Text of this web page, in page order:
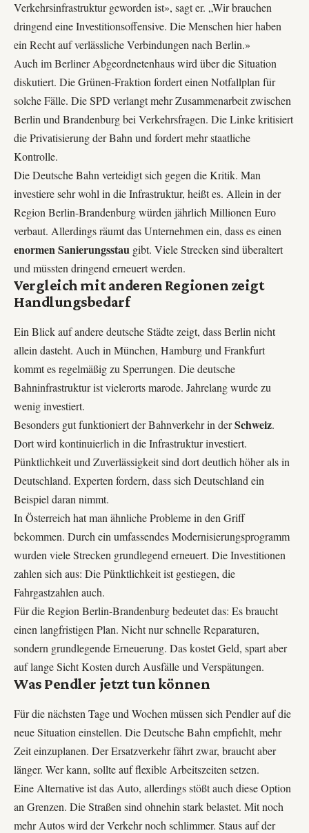
Verkehrsinfrastruktur geworden ist», sagt er. „Wir brauchen
dringend eine Investitionsoffensive. Die Menschen hier haben
ein Recht auf verlässliche Verbindungen nach Berlin.»
Auch im Berliner Abgeordnetenhaus wird über die Situation
diskutiert. Die Grünen-Fraktion fordert einen Notfallplan für
solche Fälle. Die SPD verlangt mehr Zusammenarbeit zwischen
Berlin und Brandenburg bei Verkehrsfragen. Die Linke kritisiert
die Privatisierung der Bahn und fordert mehr staatliche
Kontrolle.
Die Deutsche Bahn verteidigt sich gegen die Kritik. Man
investiere sehr wohl in die Infrastruktur, heißt es. Allein in der
Region Berlin-Brandenburg würden jährlich Millionen Euro
verbaut. Allerdings räumt das Unternehmen ein, dass es einen
enormen Sanierungsstau gibt. Viele Strecken sind überaltert
und müssten dringend erneuert werden.
Vergleich mit anderen Regionen zeigt
Handlungsbedarf
Ein Blick auf andere deutsche Städte zeigt, dass Berlin nicht
allein dasteht. Auch in München, Hamburg und Frankfurt
kommt es regelmäßig zu Sperrungen. Die deutsche
Bahninfrastruktur ist vielerorts marode. Jahrelang wurde zu
wenig investiert.
Besonders gut funktioniert der Bahnverkehr in derSchweiz.
Dort wird kontinuierlich in die Infrastruktur investiert.
Pünktlichkeit und Zuverlässigkeit sind dort deutlich höher als in
Deutschland. Experten fordern, dass sich Deutschland ein
Beispiel daran nimmt.
In Österreich hat man ähnliche Probleme in den Griff
bekommen. Durch ein umfassendes Modernisierungsprogramm
wurden viele Strecken grundlegend erneuert. Die Investitionen
zahlen sich aus: Die Pünktlichkeit ist gestiegen, die
Fahrgastzahlen auch.
Für die Region Berlin-Brandenburg bedeutet das: Es braucht
einen langfristigen Plan. Nicht nur schnelle Reparaturen,
sondern grundlegende Erneuerung. Das kostet Geld, spart aber
auf lange Sicht Kosten durch Ausfälle und Verspätungen.
Was Pendler jetzt tun können
Für die nächsten Tage und Wochen müssen sich Pendler auf die
neue Situation einstellen. Die Deutsche Bahn empfiehlt, mehr
Zeit einzuplanen. Der Ersatzverkehr fährt zwar, braucht aber
länger. Wer kann, sollte auf flexible Arbeitszeiten setzen.
Eine Alternative ist das Auto, allerdings stößt auch diese Option
an Grenzen. Die Straßen sind ohnehin stark belastet. Mit noch
mehr Autos wird der Verkehr noch schlimmer. Staus auf der